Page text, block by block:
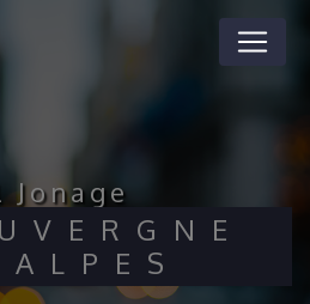
Jonage